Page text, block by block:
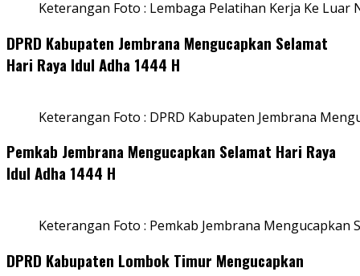
Keterangan Foto : Lembaga Pelatihan Kerja Ke Luar
DPRD Kabupaten Jembrana Mengucapkan Selamat
Hari Raya Idul Adha 1444 H
Keterangan Foto : DPRD Kabupaten Jembrana
Pemkab Jembrana Mengucapkan Selamat Hari Raya
Idul Adha 1444 H
Keterangan Foto : Pemkab Jembrana Mengucapkan
DPRD Kabupaten Lombok Timur Mengucapkan